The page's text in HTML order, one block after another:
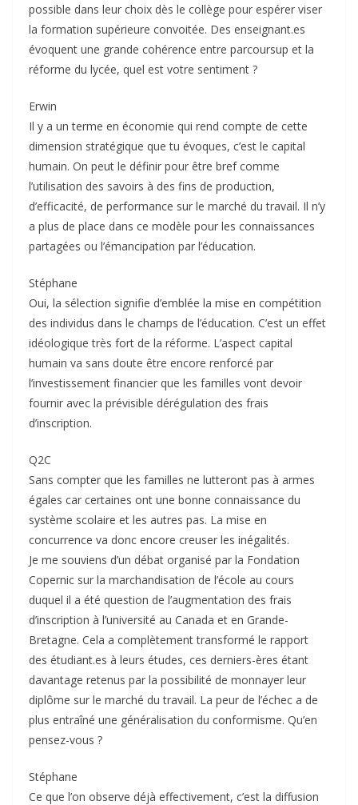
possible dans leur choix dès le collège pour espérer viser
la formation supérieure convoitée. Des enseignant.es
évoquent une grande cohérence entre parcoursup et la
réforme du lycée, quel est votre sentiment ?
Erwin
Il y a un terme en économie qui rend compte de cette
dimension stratégique que tu évoques, c’est le capital
humain. On peut le définir pour être bref comme
l’utilisation des savoirs à des fins de production,
d’efficacité, de performance sur le marché du travail. Il n’y
a plus de place dans ce modèle pour les connaissances
partagées ou l’émancipation par l’éducation.
Stéphane
Oui, la sélection signifie d’emblée la mise en compétition
des individus dans le champs de l’éducation. C’est un effet
idéologique très fort de la réforme. L’aspect capital
humain va sans doute être encore renforcé par
l’investissement financier que les familles vont devoir
fournir avec la prévisible dérégulation des frais
d’inscription.
Q2C
Sans compter que les familles ne lutteront pas à armes
égales car certaines ont une bonne connaissance du
système scolaire et les autres pas. La mise en
concurrence va donc encore creuser les inégalités.
Je me souviens d’un débat organisé par la Fondation
Copernic sur la marchandisation de l’école au cours
duquel il a été question de l’augmentation des frais
d’inscription à l’université au Canada et en Grande-
Bretagne. Cela a complètement transformé le rapport
des étudiant.es à leurs études, ces derniers-ères étant
davantage retenus par la possibilité de monnayer leur
diplôme sur le marché du travail. La peur de l’échec a de
plus entraîné une généralisation du conformisme. Qu’en
pensez-vous ?
Stéphane
Ce que l’on observe déjà effectivement, c’est la diffusion